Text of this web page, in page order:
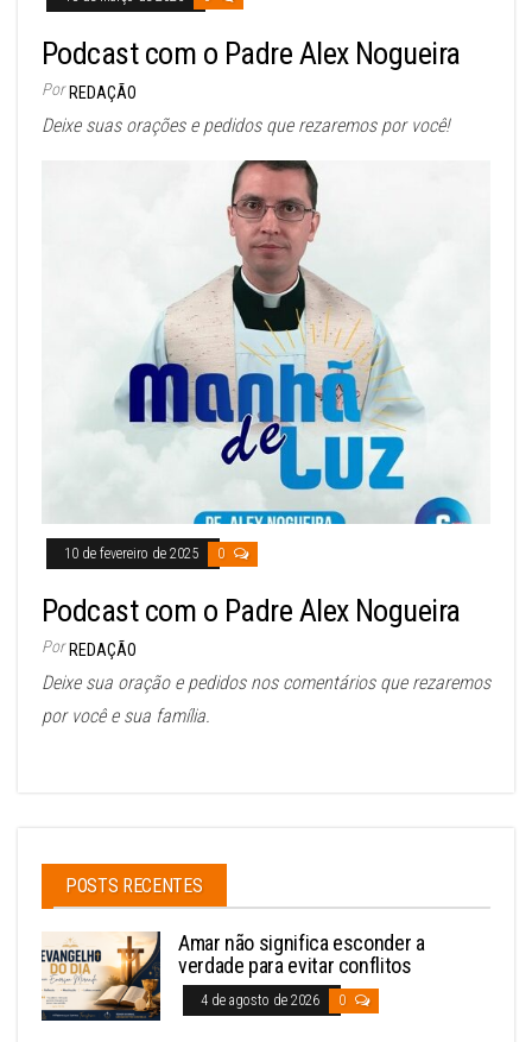
Podcast com o Padre Alex Nogueira
Por REDAÇÃO
Deixe suas orações e pedidos que rezaremos por você!
10 de fevereiro de 2025 0
Podcast com o Padre Alex Nogueira
Por REDAÇÃO
Deixe sua oração e pedidos nos comentários que rezaremos
por você e sua família.
POSTS RECENTES
Amar não significa esconder a
verdade para evitar conflitos
4 de agosto de 2026 0